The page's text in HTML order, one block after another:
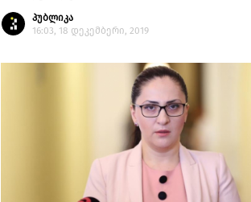
პუბლიკა
16:03, 18 დეკემბერი, 2019